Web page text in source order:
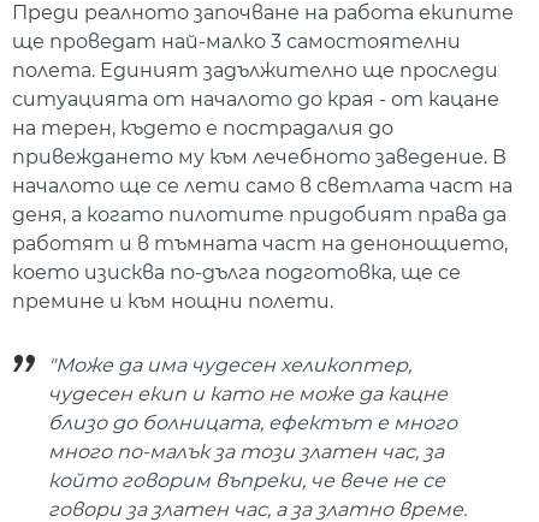
Преди реалното започване на работа екипите
ще проведат най-малко 3 самостоятелни
полета. Единият задължително ще проследи
ситуацията от началото до края - от кацане
на терен, където е пострадалия до
привеждането му към лечебното заведение. В
началото ще се лети само в светлата част на
деня, а когато пилотите придобият права да
работят и в тъмната част на денонощието,
което изисква по-дълга подготовка, ще се
премине и към нощни полети.
"Може да има чудесен хеликоптер,
чудесен екип и като не може да кацне
близо до болницата, ефектът е много
много по-малък за този златен час, за
който говорим въпреки, че вече не се
говори за златен час, а за златно време.